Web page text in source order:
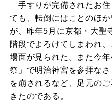
手すりが完備されたお住
ても、転倒にはことのほ
が、昨年5月に京都・大聖
階段でよろけてしまわれ
場面が見られた。また今
祭」で明治神宮を参拝な
を崩されるなど、足元の
きたのである。